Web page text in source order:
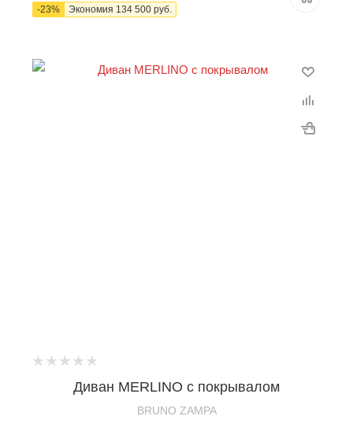
-23% Экономия 134 500 руб.
Диван MERLINO с покрывалом
BRUNO ZAMPA